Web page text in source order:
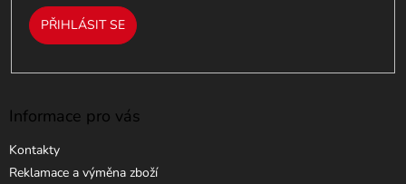
PŘIHLÁSIT SE
Informace pro vás
Kontakty
Reklamace a výměna zboží